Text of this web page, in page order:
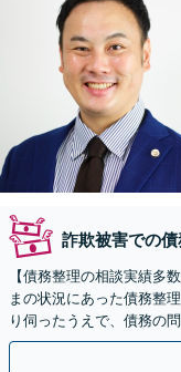
詐欺被害での
【債務整理の相談実績多
まの状況にあった債務整
り伺ったうえで、債務の
いたします。お早めにご